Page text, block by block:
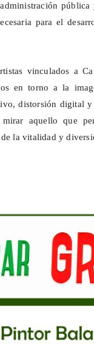
pública
para el
vinculados a
en torno a la
distorsión digital
aquello que
la vitalidad y